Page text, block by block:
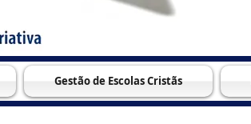
Gestão de Escolas Cristãs